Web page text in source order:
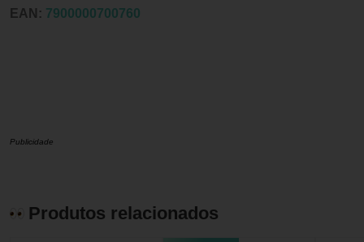
EAN: 7900000700760
Publicidade
Produtos relacionados